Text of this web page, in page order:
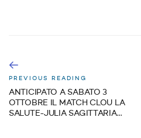
PREVIOUS READING
ANTICIPATO A SABATO 3
OTTOBRE IL MATCH CLOU LA
SALUTE-JULIA SAGITTARIA…